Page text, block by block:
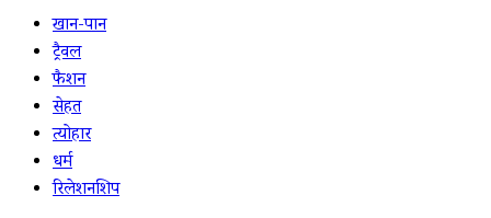
खान-पान
ट्रैवल
फैशन
सेहत
त्योहार
धर्म
रिलेशनशिप